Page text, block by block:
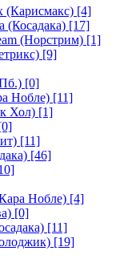
(Карисмакс) [4]
(Косадака) [17]
(Норстрим) [1]
[9]
[0]
Нобле) [11]
Хол) [1]
[11]
[46]
Нобле) [4]
[0]
[11]
[19]